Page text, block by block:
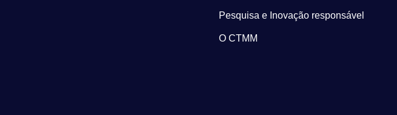
Pesquisa e Inovação responsável
O CTMM